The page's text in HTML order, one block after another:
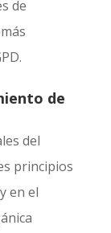
de
de
del
principios
en el